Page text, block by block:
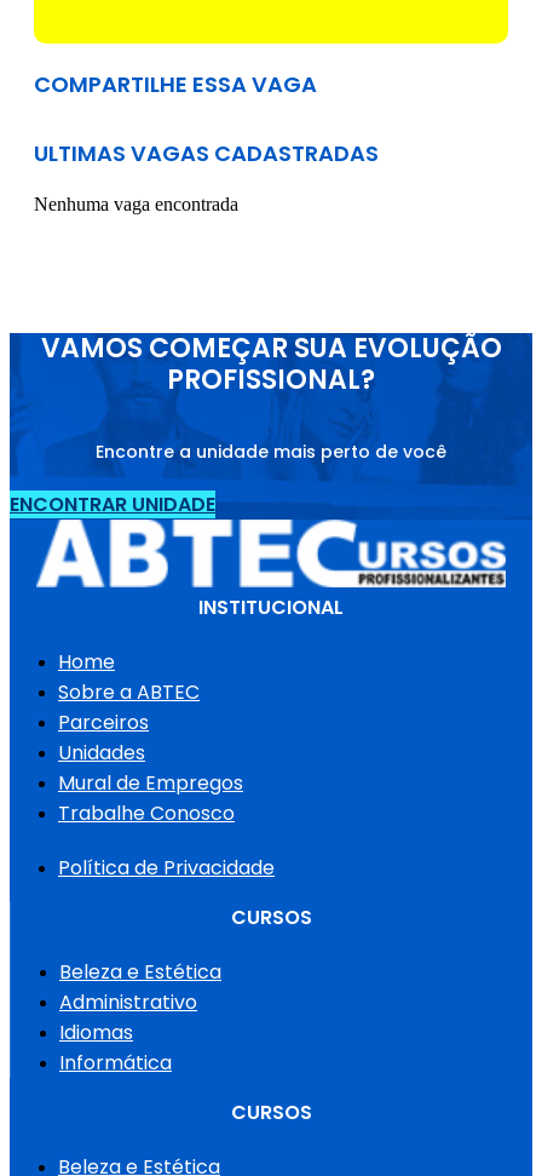
COMPARTILHE ESSA VAGA
ULTIMAS VAGAS CADASTRADAS
Nenhuma vaga encontrada
VAMOS COMEÇAR SUA EVOLUÇÃO
PROFISSIONAL?
Encontre a unidade mais perto de você
ENCONTRAR UNIDADE
INSTITUCIONAL
Home
Sobre a ABTEC
Parceiros
Unidades
Mural de Empregos
Trabalhe Conosco
Política de Privacidade
CURSOS
Beleza e Estética
Administrativo
Idiomas
Informática
CURSOS
Beleza e Estética